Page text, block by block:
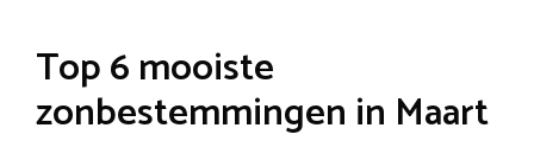
Top 6 mooiste
zonbestemmingen in Maart